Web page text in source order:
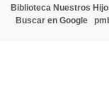
Biblioteca Nuestros
Buscar en Google